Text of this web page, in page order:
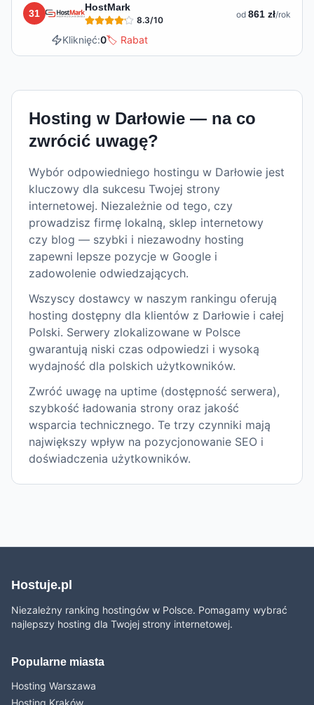
31
HostMark
8.3/10 od 861 zł/rok
Kliknięć:0🏷️ Rabat
Hosting w Darłowie — na co
zwrócić uwagę?
Wybór odpowiedniego hostingu w Darłowie jest
kluczowy dla sukcesu Twojej strony
internetowej. Niezależnie od tego, czy
prowadzisz firmę lokalną, sklep internetowy
czy blog — szybki i niezawodny hosting
zapewni lepsze pozycje w Google i
zadowolenie odwiedzających.
Wszyscy dostawcy w naszym rankingu oferują
hosting dostępny dla klientów z Darłowie i całej
Polski. Serwery zlokalizowane w Polsce
gwarantują niski czas odpowiedzi i wysoką
wydajność dla polskich użytkowników.
Zwróć uwagę na uptime (dostępność serwera),
szybkość ładowania strony oraz jakość
wsparcia technicznego. Te trzy czynniki mają
największy wpływ na pozycjonowanie SEO i
doświadczenia użytkowników.
Hostuje.pl
Niezależny ranking hostingów w Polsce. Pomagamy wybrać
najlepszy hosting dla Twojej strony internetowej.
Popularne miasta
Hosting Warszawa
Hosting Kraków